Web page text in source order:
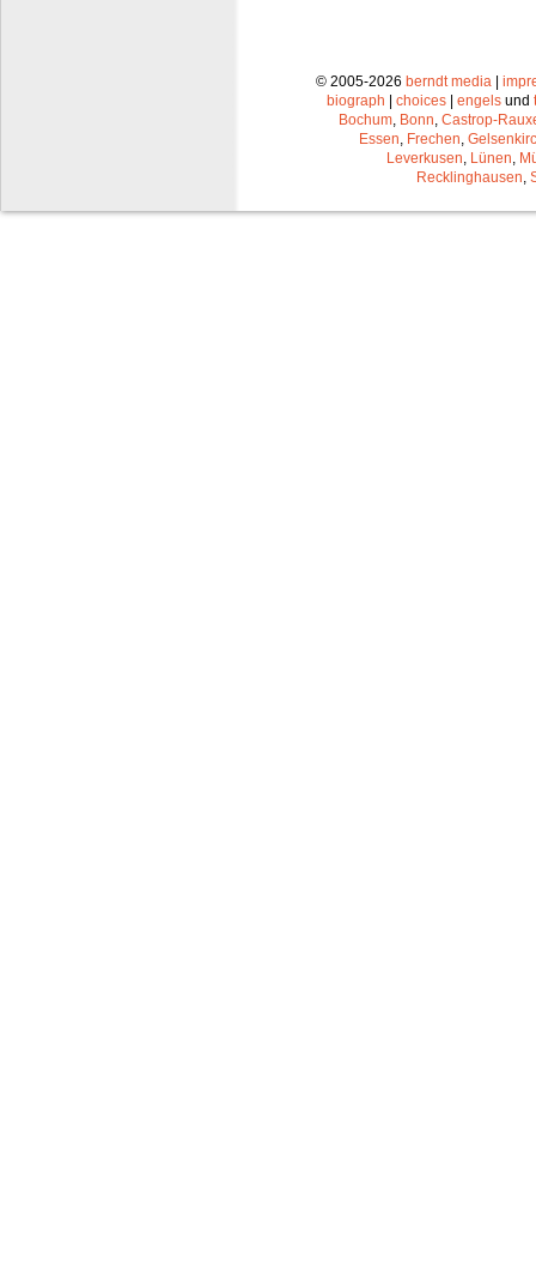
© 2005-2026 berndt media |
biograph | choices | engels und
Bochum Bonn Castrop-
Essen Frechen
Leverkusen Lünen
Recklinghausen